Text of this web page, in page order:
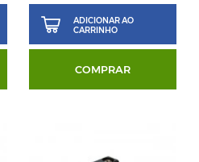
ADICIONAR AO
CARRINHO
COMPRAR